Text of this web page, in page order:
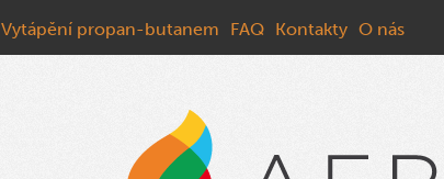
Vytápění propan-butanem FAQ Kontakty O nás